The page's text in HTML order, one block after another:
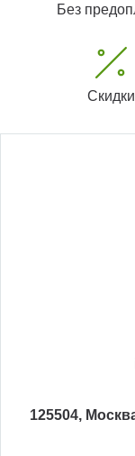
Без
Скидки
125504,